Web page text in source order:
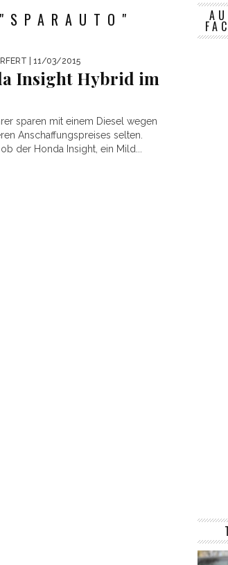
| 11/03/2015
Insight Hybrid im
sparen mit einem Diesel wegen
Anschaffungspreises selten.
der Honda Insight, ein Mild...